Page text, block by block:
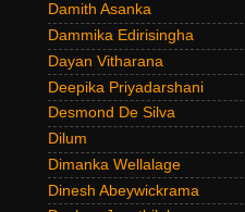
Damith Asanka
Dammika Edirisingha
Dayan Vitharana
Deepika Priyadarshani
Desmond De Silva
Dilum
Dimanka Wellalage
Dinesh Abeywickrama